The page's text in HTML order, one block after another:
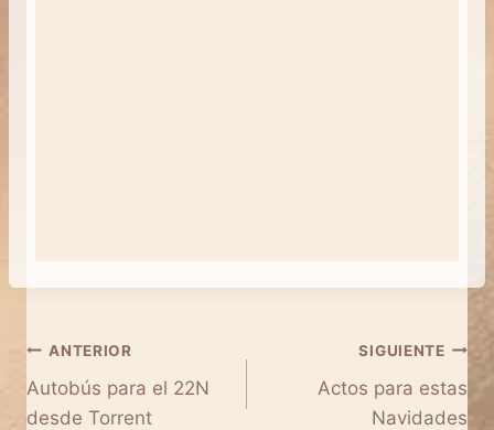
Navegación
de
ANTERIOR
Autobús para el 22N
SIGUIENTE
Actos para estas
Navidades